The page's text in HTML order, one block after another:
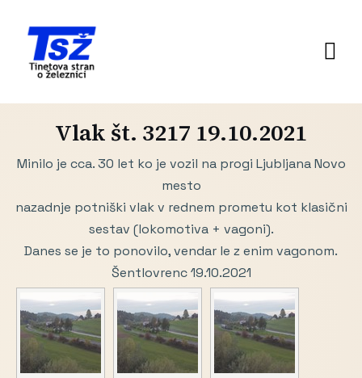
Vlak št. 3217 19.10.2021
Minilo je cca. 30 let ko je vozil na progi Ljubljana Novo
mesto
nazadnje potniški vlak v rednem prometu kot klasični
sestav (lokomotiva + vagoni).
Danes se je to ponovilo, vendar le z enim vagonom.
Šentlovrenc 19.10.2021